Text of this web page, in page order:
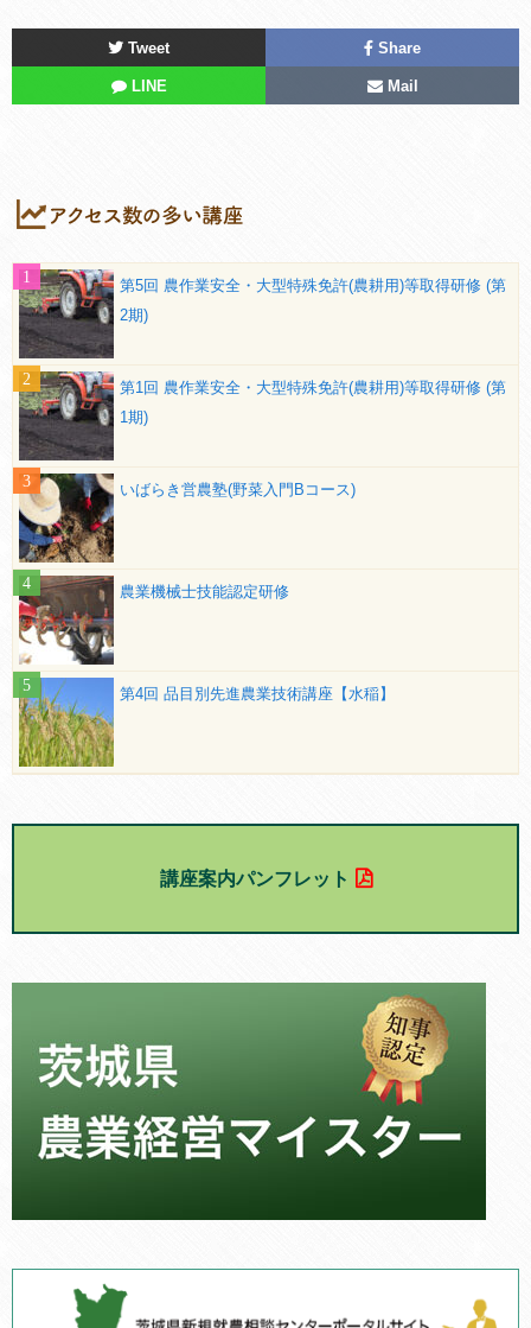
Tweet Share
LINE Mail
第5回 農作業安全・大型特殊免許(農耕用)等取得研修 (第
2期)
第1回 農作業安全・大型特殊免許(農耕用)等取得研修 (第
1期)
いばらき営農塾(野菜入門Bコース)
農業機械士技能認定研修
第4回 品目別先進農業技術講座【水稲】
講座案内パンフレット